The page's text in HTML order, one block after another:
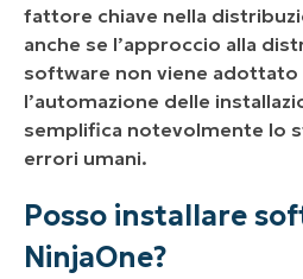
Come posso inviare il
installazione utilizzando un
Quando utilizzare ciascuno
spiegati?
fattore chiave nella
anche se l’approccio alla
software non viene
l’automazione delle
semplifica notevolmente lo
errori umani.
Posso installare
NinjaOne?